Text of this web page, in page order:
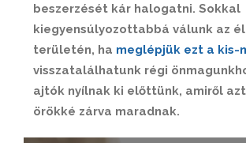
beszerzését kár halogatni. Sokkal
kiegyensúlyozottabbá válunk az
területén, ha meglépjük ezt a kis-
visszatalálhatunk régi
ajtók nyílnak ki előttünk, amiről
örökké zárva maradnak.